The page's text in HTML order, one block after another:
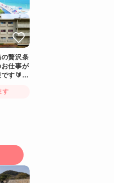
贅沢条
仕事が
す🔰友
円〜）
す